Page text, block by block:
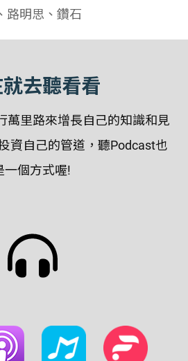
路明思 、 鑽石
去聽看看
萬里路來增長自己的知識和見
資自己的管道，聽Podcast也
一個方式喔!